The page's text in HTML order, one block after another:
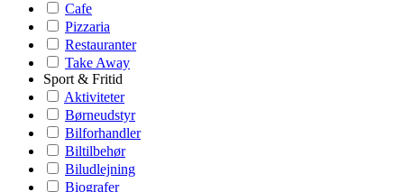
Cafe
Pizzaria
Restauranter
Take Away
Sport & Fritid
Aktiviteter
Børneudstyr
Bilforhandler
Biltilbehør
Biludlejning
Biografer